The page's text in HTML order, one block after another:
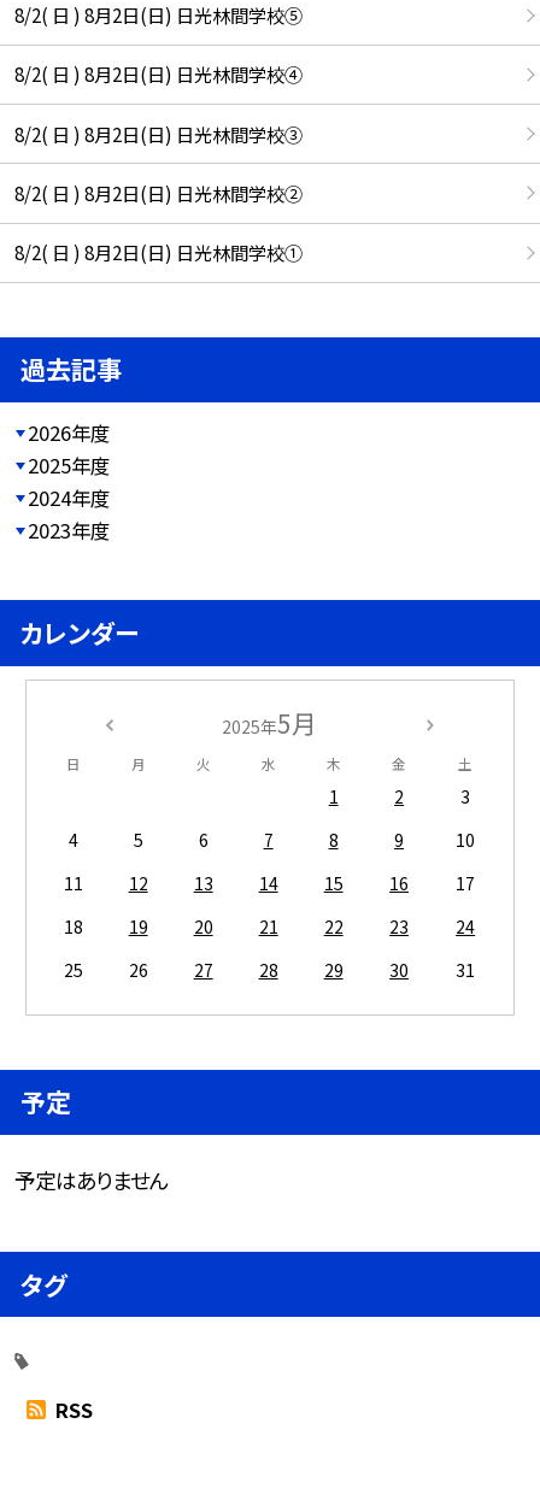
8/2( 日 ) 8月2日(日) 日光林間学校⑤
8/2( 日 ) 8月2日(日) 日光林間学校④
8/2( 日 ) 8月2日(日) 日光林間学校③
8/2( 日 ) 8月2日(日) 日光林間学校②
8/2( 日 ) 8月2日(日) 日光林間学校①
過去記事
2026年度
2025年度
2024年度
2023年度
カレンダー
2025年5月
日 月 火 水 木 金 土
1 2
3
4
5 6 7 8 9
10
11
12 13 14 15 16
17
18
19 20 21 22 23
24
25
26 27 28 29 30 31
予定
予定はありません
タグ
RSS